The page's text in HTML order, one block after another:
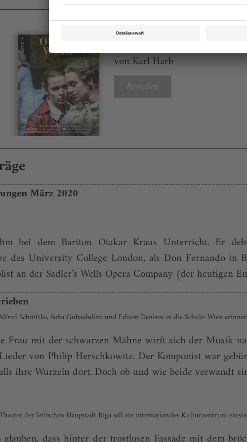
Opernwelt März 2020
Rubrik: Panorama, Seite 51
von Karl Harb
Bestellen
März 2020
bei dem Bariton Otakar Kraus Unterricht. Er
des University College London, als Don Fernando in
an der Sadler’s Wells Opera Company (der heutigen
Schnittke, Sofia Gubaidulina und Edison Denisov in die Schule: Wien
Frau mit der schwarzen Mähne wirft sich der Musik
von Philip Herschkowitz. Der Komponist war
ihre Wurzeln dort. Doch ob und wie beide verwandt
der lettischen Haupstadt Riga soll ein internationales Kulturzentrum